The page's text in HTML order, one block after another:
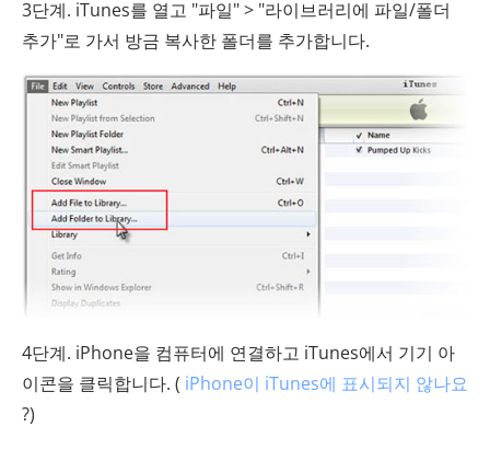
3단계. iTunes를 열고 "파일" > "라이브러리에 파일/폴더
추가"로 가서 방금 복사한 폴더를 추가합니다.
4단계. iPhone을 컴퓨터에 연결하고 iTunes에서 기기 아
이콘을 클릭합니다. ( iPhone이 iTunes에 표시되지 않나요
?)